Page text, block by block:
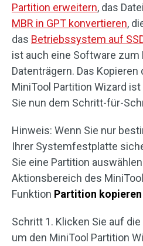
Partition erweitern, das
MBR in GPT konvertieren,
das Betriebssystem auf
ist auch eine Software zum
Datenträgern. Das
MiniTool Partition Wizard
Sie nun dem Schritt-für-
Hinweis: Wenn Sie nur
Ihrer Systemfestplatte
Sie eine Partition
Aktionsbereich des
Funktion Partition kopieren
Schritt 1. Klicken Sie auf
um den MiniTool Partition